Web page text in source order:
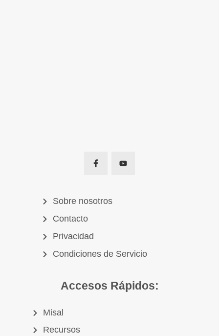
Sobre nosotros
Contacto
Privacidad
Condiciones de Servicio
Accesos Rápidos:
Misal
Recursos